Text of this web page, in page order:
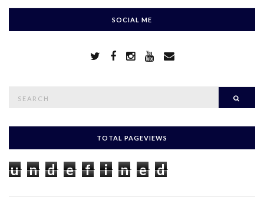
SOCIAL ME
c
f
r
:
TOTAL PAGEVIEWS
u n d e f i n e d